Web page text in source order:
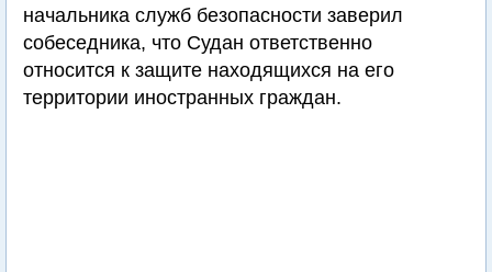
начальника служб безопасности заверил
собеседника, что Судан ответственно
относится к защите находящихся на его
территории иностранных граждан.